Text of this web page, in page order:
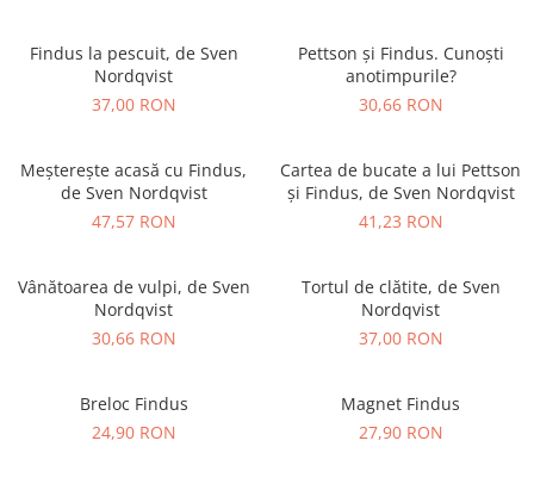
Findus la pescuit, de Sven
Nordqvist
37,00 RON
Pettson și Findus. Cunoști
anotimpurile?
30,66 RON
Meșterește acasă cu Findus,
de Sven Nordqvist
47,57 RON
Cartea de bucate a lui Pettson
și Findus, de Sven Nordqvist
41,23 RON
Vânătoarea de vulpi, de Sven
Nordqvist
30,66 RON
Tortul de clătite, de Sven
Nordqvist
37,00 RON
Breloc Findus
24,90 RON
Magnet Findus
27,90 RON